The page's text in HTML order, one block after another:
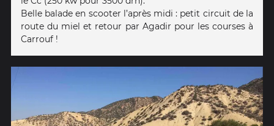
Belle balade en scooter l’après midi : petit circuit de la
route du miel et retour par Agadir pour les courses à
Carrouf !